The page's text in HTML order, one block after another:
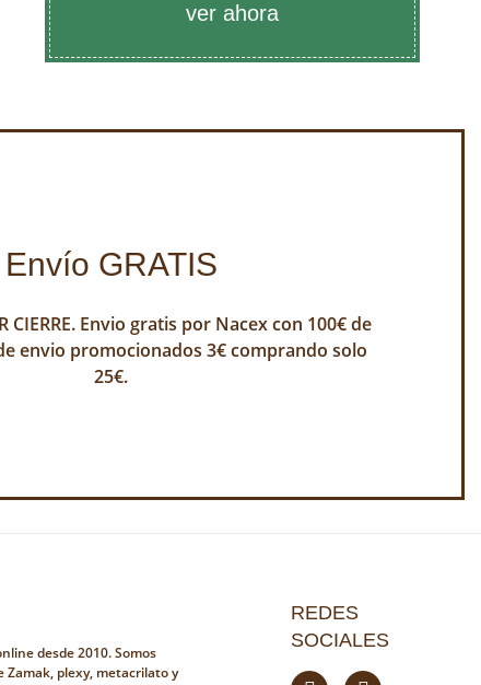
ver ahora
Envío GRATIS
CIERRE. Envio gratis por Nacex con 100€ de
envio promocionados 3€ comprando solo
25€.
REDES
SOCIALES
desde 2010. Somos
Zamak, plexy, metacrilato y